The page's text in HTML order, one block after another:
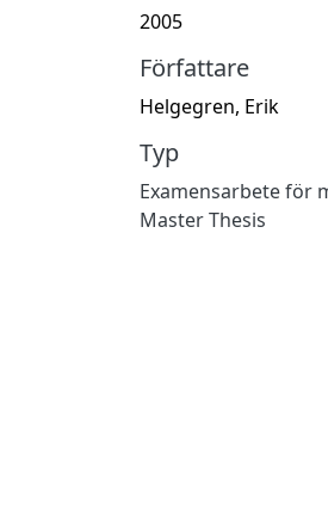
2005
Författare
Helgegren, Erik
Typ
Examensarbete för
Master Thesis